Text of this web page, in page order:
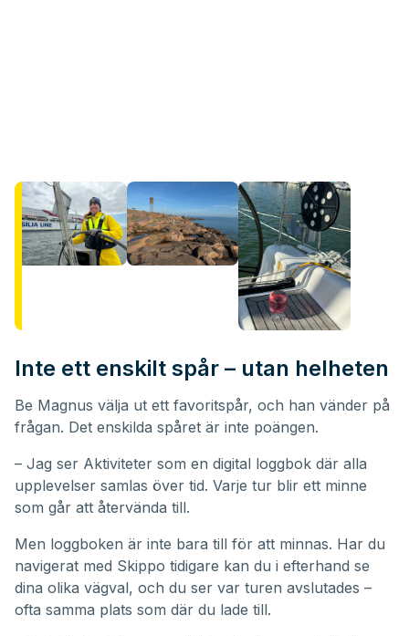
Inte ett enskilt spår – utan helheten
Be Magnus välja ut ett favoritspår, och han vänder på
frågan. Det enskilda spåret är inte poängen.
– Jag ser Aktiviteter som en digital loggbok där alla
upplevelser samlas över tid. Varje tur blir ett minne
som går att återvända till.
Men loggboken är inte bara till för att minnas. Har du
navigerat med Skippo tidigare kan du i efterhand se
dina olika vägval, och du ser var turen avslutades –
ofta samma plats som där du lade till.